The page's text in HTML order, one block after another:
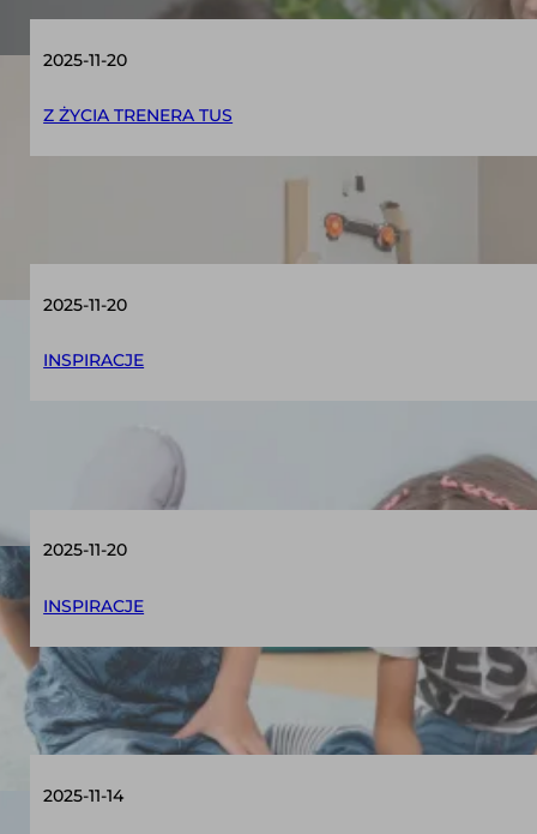
2025-11-20
Z ŻYCIA TRENERA TUS
Sala zajęć do Treningu Umiejętności
2025-11-20
INSPIRACJE
10 sposobów na wykorzystanie…
2025-11-20
INSPIRACJE
Gry planszowe, które masz w domu i
2025-11-14